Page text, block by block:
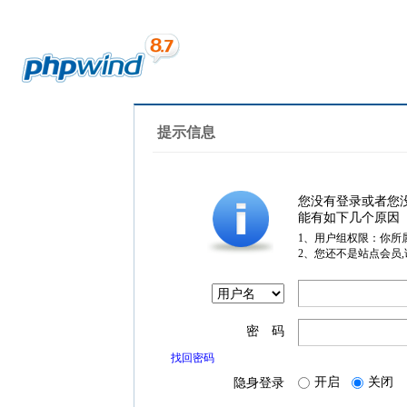
提示信息
您没有登录或者您
能有如下几个原因
1、用户组权限：你所
2、您还不是站点会员
密 码
找回密码
隐身登录 开启 关闭